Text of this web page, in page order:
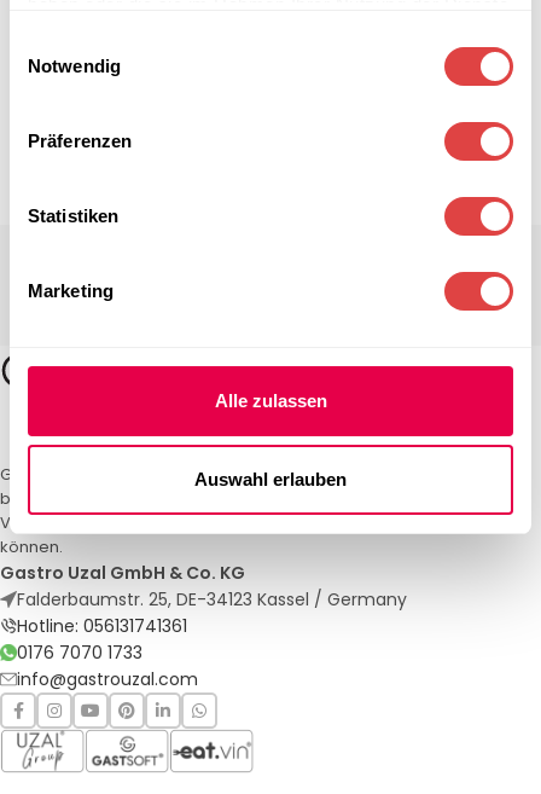
Notwendig
Präferenzen
Statistiken
Marketing
Alle zulassen
Auswahl erlauben
Gastro Uzal – Ihr Spezialist für Gastronomiemöbel und -textilien. Wir
bieten maßgeschneiderte Lösungen für Restaurants, Hotels und
Veranstaltungen. Qualität und Service, auf die Sie sich verlassen
können.
Gastro Uzal GmbH & Co. KG
Falderbaumstr. 25, DE-34123 Kassel / Germany
Hotline: 056131741361
0176 7070 1733
info@gastrouzal.com